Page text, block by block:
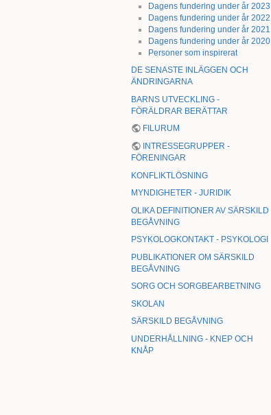
Dagens fundering under år 2023
Dagens fundering under år 2022
Dagens fundering under år 2021
Dagens fundering under år 2020
Personer som inspirerat
DE SENASTE INLÄGGEN OCH
ÄNDRINGARNA
BARNS UTVECKLING -
FÖRÄLDRAR BERÄTTAR
FILURUM
INTRESSEGRUPPER -
FÖRENINGAR
KONFLIKTLÖSNING
MYNDIGHETER - JURIDIK
OLIKA DEFINITIONER AV SÄRSKILD
BEGÅVNING
PSYKOLOGKONTAKT - PSYKOLOGI
PUBLIKATIONER OM SÄRSKILD
BEGÅVNING
SORG OCH SORGBEARBETNING
SKOLAN
SÄRSKILD BEGÅVNING
UNDERHÅLLNING - KNEP OCH
KNÅP